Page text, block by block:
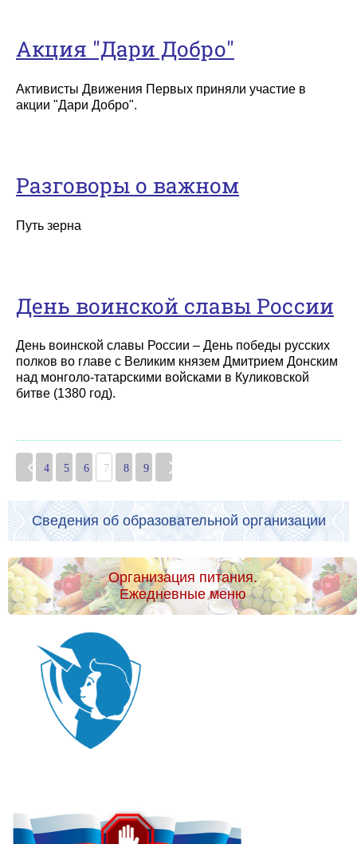
Акция "Дари Добро"
Активисты Движения Первых приняли участие в
акции "Дари Добро".
Разговоры о важном
Путь зерна
День воинской славы России
День воинской славы России – День победы русских
полков во главе с Великим князем Дмитрием Донским
над монголо-татарскими войсками в Куликовской
битве (1380 год).
4 5 6 7 8 9
Сведения об образовательной организации
Организация питания.
Ежедневные меню